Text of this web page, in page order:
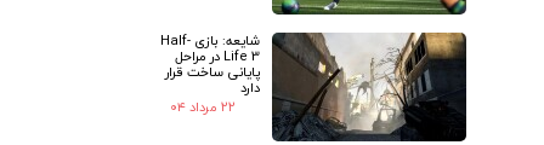
شایعه: بازی Half-
Life 3 در مراحل
پایانی ساخت قرار
دارد
۲۲ مرداد ۰۴